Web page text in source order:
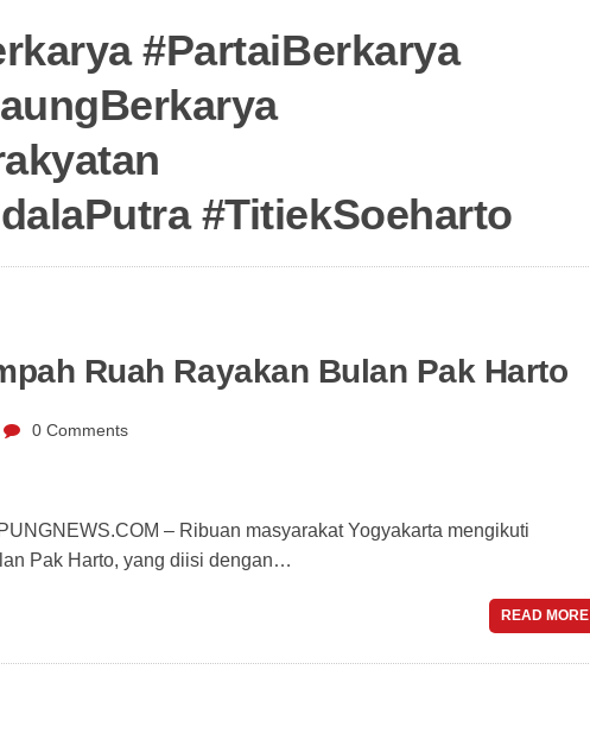
#PartaiBerkarya
#TitiekSoeharto
Ruah Rayakan Bulan Pak Harto
0 Comments
– Ribuan masyarakat Yogyakarta mengikuti
Pak Harto, yang diisi dengan…
READ MORE